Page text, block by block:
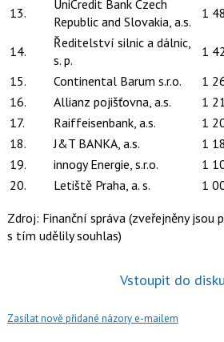
13.
UniCredit Bank Czech
Republic and Slovakia, a.s.
1
14.
Ředitelství silnic a dálnic,
s. p.
1
15.
Continental Barum s.r.o.
1
16.
Allianz pojišťovna, a.s.
1
17.
Raiffeisenbank, a.s.
1
18.
J&T BANKA, a.s.
1
19.
innogy Energie, s.r.o.
1
20.
Letiště Praha, a. s. 1
Zdroj: Finanční správa (zveřejněny jsou
s tím udělily souhlas)
Vstoupit do
Zasílat nově přidané názory e-mailem